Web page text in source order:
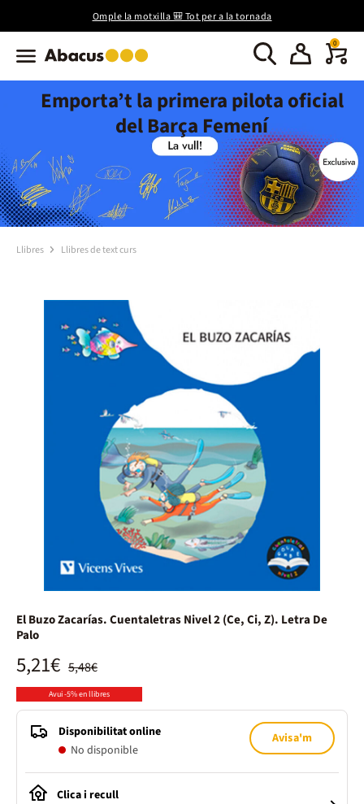
Omple la motxilla 🎒 Tot per a la tornada
0
Emporta’t la primera pilota oficial
del Barça Femení
Llibres Llibres de text curs
El Buzo Zacarías. Cuentaletras Nivel 2 (Ce, Ci, Z). Letra De
Palo
5,48€
5,21€
Avui -5% en llibres
Disponibilitat online
No disponible
Avisa'm
Clica i recull